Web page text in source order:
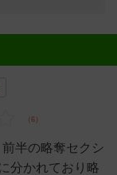
半の略奪セクシ
分かれており略